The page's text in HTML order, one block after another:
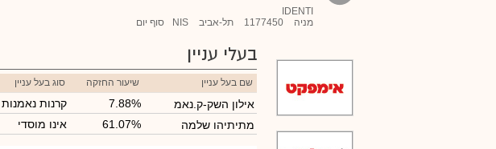
IDENTI
מניה
1177450 תל-אביב NIS סוף יום
בעלי עניין
שם בעל עניין שיעור החזקה סוג בעל עניין
אילון השק-ק.נאמ 7.88% קרנות נאמנות
מתיתיהו שלמה
61.07% אינו מוסדי